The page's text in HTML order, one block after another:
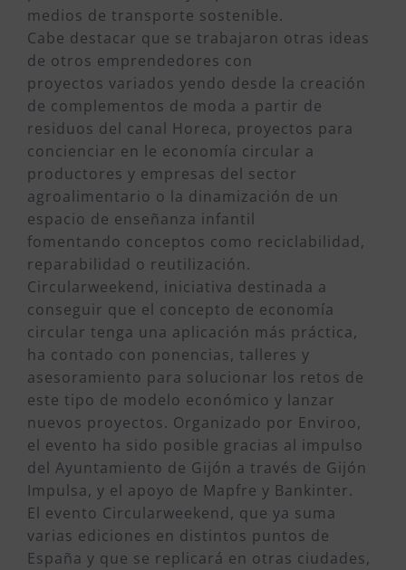
medios de transporte sostenible.
Cabe destacar que se trabajaron otras ideas
de otros emprendedores con
proyectos variados yendo desde la creación
de complementos de moda a partir de
residuos del canal Horeca, proyectos para
concienciar en le economía circular a
productores y empresas del sector
agroalimentario o la dinamización de un
espacio de enseñanza infantil
fomentando conceptos como reciclabilidad,
reparabilidad o reutilización.
Circularweekend, iniciativa destinada a
conseguir que el concepto de economía
circular tenga una aplicación más práctica,
ha contado con ponencias, talleres y
asesoramiento para solucionar los retos de
este tipo de modelo económico y lanzar
nuevos proyectos. Organizado por Enviroo,
el evento ha sido posible gracias al impulso
del Ayuntamiento de Gijón a través de Gijón
Impulsa, y el apoyo de Mapfre y Bankinter.
El evento Circularweekend, que ya suma
varias ediciones en distintos puntos de
España y que se replicará en otras ciudades,